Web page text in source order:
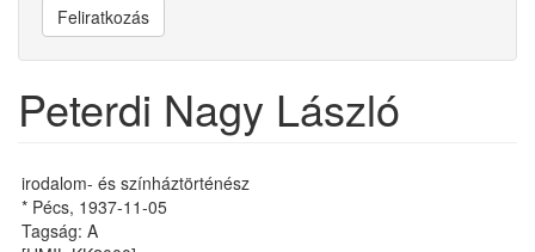
Feliratkozás
Peterdi Nagy László
irodalom- és színháztörténész
* Pécs, 1937-11-05
Tagság: A